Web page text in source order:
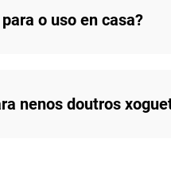
o uso en casa?
nenos doutros